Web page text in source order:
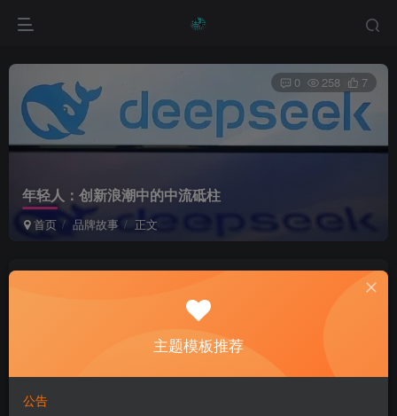
年轻人：创新浪潮中的中流砥柱
首页 品牌故事 正文
0 258 7
私信
Suffer all the pain can destroy a person, but it also can kill
the pain.
主题模板推荐
公告